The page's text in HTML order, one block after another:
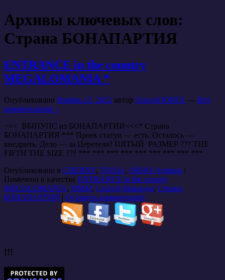
Архивы ключевых слов:
Страна БОНАПАРТИЯ
ENTRANCE in the country
MEGALOMANIA *
Опубликовано Ноябрь 12, 2012 автор Сергей ЮНГА — Нет
комментариев ↓
<<< ВЫПУПС из БОНАПАРТИИ<<<* Страна
БОНАПАРТИЯ *** Проек статуи — есть. Осталось —
внедрить. Дело — за Церетели! ПЯТЫЙ РАЗМЕР ??? THE
FIFTH THE SIZE ??? *** *** *** *** *** *** *** *** ***
Опубликовано в CHERNY, TOOLs, ОКНО Админа |
Помечено в качестве ENTRANCE in the country
MEGALOMANIA, МММ, Сергей Мавроди, Страна
БОНАПАРТИЯ | Оставить комментарий
!!!